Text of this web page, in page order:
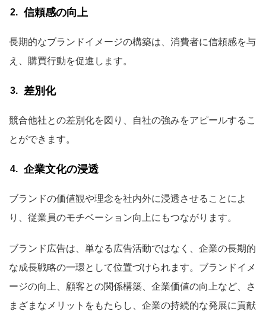
信頼感の向上
長期的なブランドイメージの構築は、消費者に信頼感を与
え、購買行動を促進します。
差別化
競合他社との差別化を図り、自社の強みをアピールするこ
とができます。
企業文化の浸透
ブランドの価値観や理念を社内外に浸透させることによ
り、従業員のモチベーション向上にもつながります。
ブランド広告は、単なる広告活動ではなく、企業の長期的
な成長戦略の一環として位置づけられます。ブランドイメ
ージの向上、顧客との関係構築、企業価値の向上など、さ
まざまなメリットをもたらし、企業の持続的な発展に貢献